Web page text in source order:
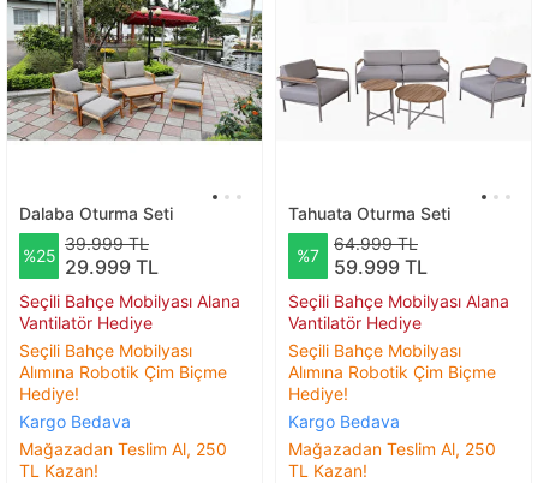
Dalaba Oturma Seti
%25
39.999 TL
29.999 TL
Seçili Bahçe Mobilyası Alana
Vantilatör Hediye
Seçili Bahçe Mobilyası
Alımına Robotik Çim Biçme
Hediye!
Kargo Bedava
Mağazadan Teslim Al, 250
TL Kazan!
Tahuata Oturma Seti
%7
64.999 TL
59.999 TL
Seçili Bahçe Mobilyası Alana
Vantilatör Hediye
Seçili Bahçe Mobilyası
Alımına Robotik Çim Biçme
Hediye!
Kargo Bedava
Mağazadan Teslim Al, 250
TL Kazan!